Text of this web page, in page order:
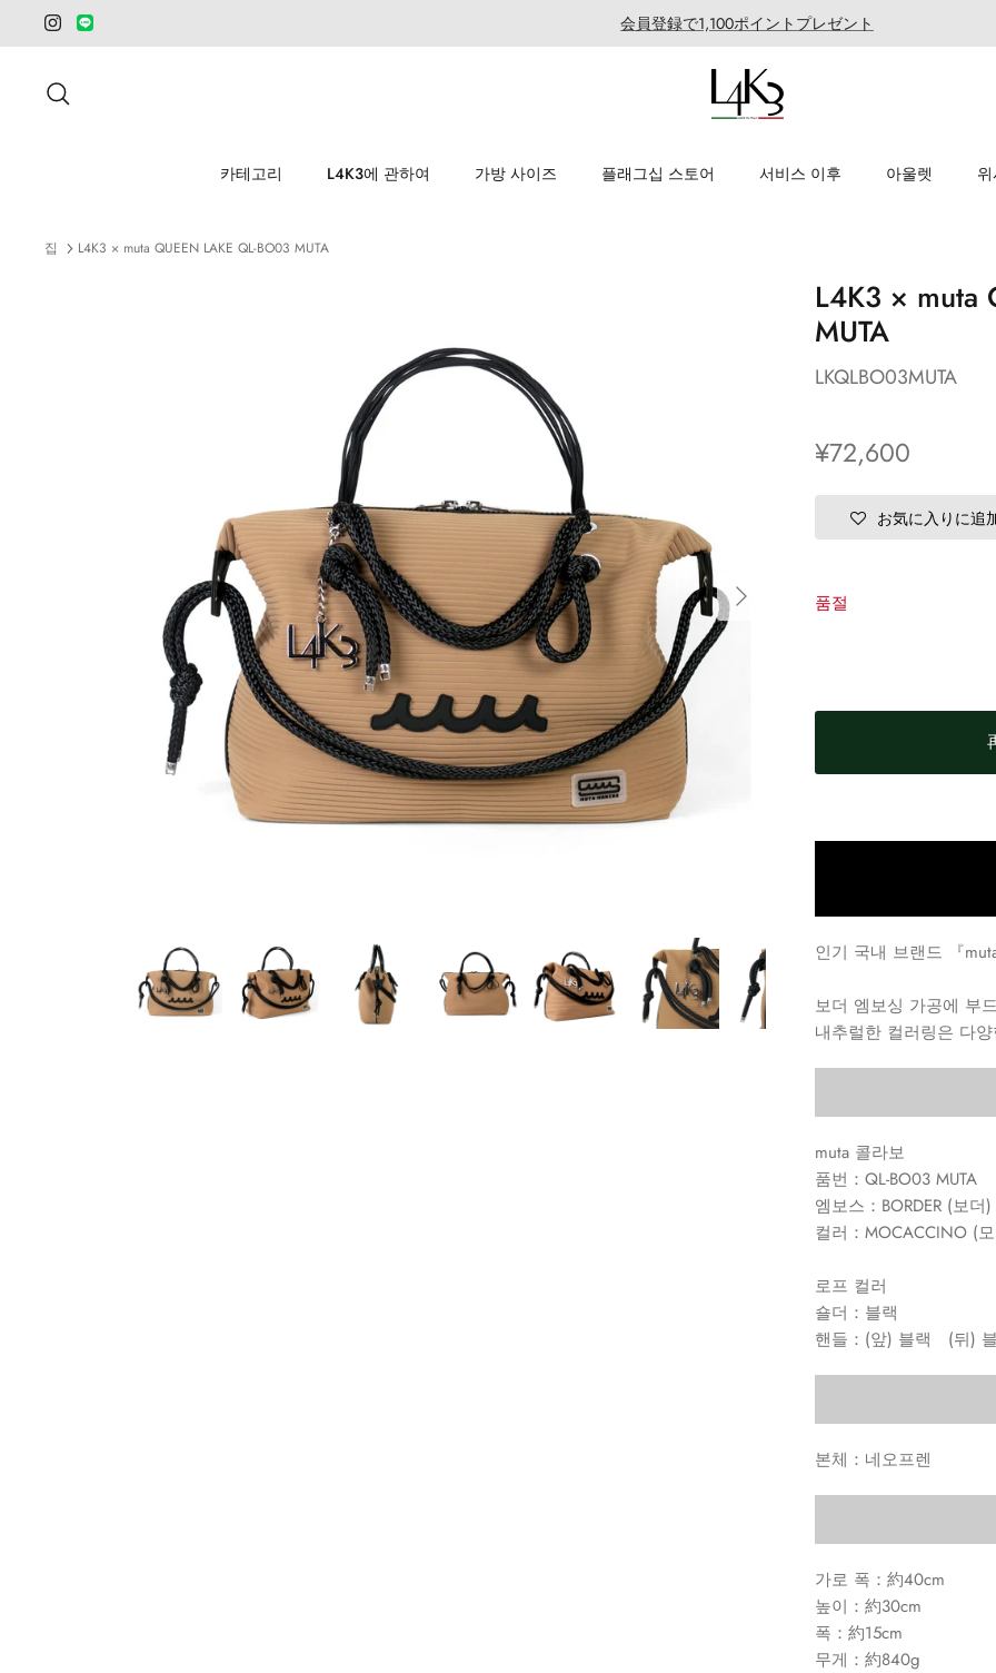
会員登録で1,100ポイントプレゼント
카테고리 L4K3에 관하여 가방 사이즈 플래그십 스토어 서비스 이후 아울렛
집 L4K3 × muta QUEEN LAKE QL-BO03 MUTA
L4K3 × muta
MUTA
LKQLBO03MUTA
¥72,600
お気に入りに追
품절
인기 국내 브랜드 『
보더 엠보싱 가공에 부
내추럴한 컬러링은 다
muta 콜라보
품번：QL-BO03 MUTA
엠보스：BORDER (보더)
컬러：MOCACCINO (
로프 컬러
숄더：블랙
핸들：(앞) 블랙 (뒤)
본체：네오프렌
가로 폭：約40cm
높이：約30cm
폭：約15cm
무게：約840g